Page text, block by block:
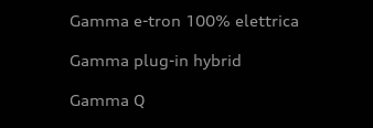
Gamma e-tron 100% elettrica
Gamma plug-in hybrid
Gamma Q